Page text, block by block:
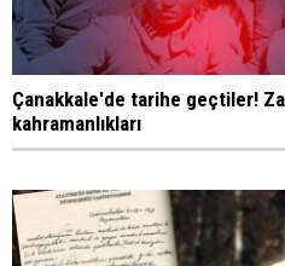
Çanakkale'de tarihe geçtiler!
kahramanlıkları